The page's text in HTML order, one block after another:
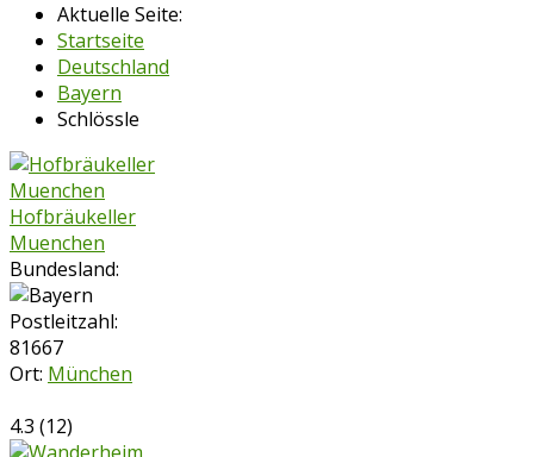
Aktuelle Seite:
Startseite
Deutschland
Bayern
Schlössle
Hofbräukeller
Muenchen
Bundesland:
Postleitzahl:
81667
Ort: München
4.3 (12)